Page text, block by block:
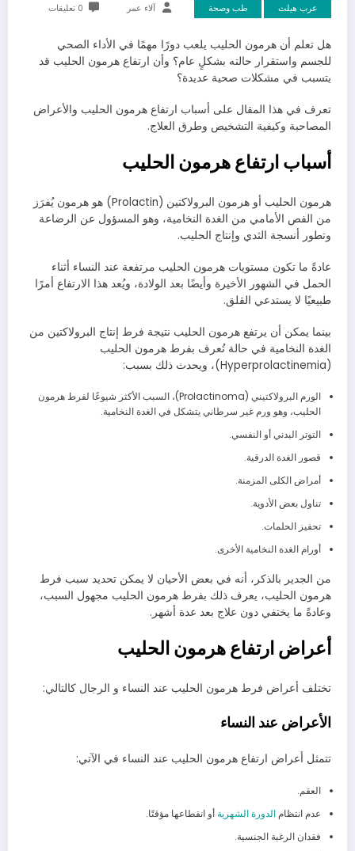
عرب هيلث طب وصحة آلاء عمر 0 تعليقات
هل تعلم أن هرمون الحليب يلعب دورًا مهمًا في الأداء الصحي
للجسم واستقرار حالته بشكلٍ عام؟ وأن ارتفاع هرمون الحليب قد
يتسبب في مشكلات صحية عديدة؟
تعرف في هذا المقال على أسباب ارتفاع هرمون الحليب والأعراض
المصاحبة وكيفية التشخيص وطرق العلاج.
أسباب ارتفاع هرمون الحليب
هرمون الحليب أو هرمون البرولاكتين (Prolactin) هو هرمون يُفرَز
من الفص الأمامي من الغدة النخامية، وهو المسؤول عن الرضاعة
وتطور أنسجة الثدي وإنتاج الحليب.
عادةً ما تكون مستويات هرمون الحليب مرتفعة عند النساء أثناء
الحمل في الشهور الأخيرة وأيضًا بعد الولادة، ويُعد هذا الارتفاع أمرًا
طبيعيًا لا يستدعي القلق.
بينما يمكن أن يرتفع هرمون الحليب نتيجة فرط إنتاج البرولاكتين من
الغدة النخامية في حالة تُعرف بفرط هرمون الحليب
(Hyperprolactinemia)، ويحدث ذلك بسبب:
الورم البرولاكتيني (Prolactinoma)، السبب الأكثر شيوعًا لفرط هرمون
الحليب، وهو ورم غير سرطاني يتشكل في الغدة النخامية.
التوتر البدني أو النفسي.
قصور الغدة الدرقية.
أمراض الكلى المزمنة.
تناول بعض الأدوية.
تحفيز الحلمات.
أورام الغدة النخامية الأخرى.
من الجدير بالذكر، أنه في بعض الأحيان لا يمكن تحديد سبب فرط
هرمون الحليب، يعرف ذلك بفرط هرمون الحليب مجهول السبب،
وعادةً ما يختفي دون علاج بعد عدة أشهر.
أعراض ارتفاع هرمون الحليب
تختلف أعراض فرط هرمون الحليب عند النساء و الرجال كالتالي:
الأعراض عند النساء
تتمثل أعراض ارتفاع هرمون الحليب عند النساء في الآتي:
العقم.
عدم انتظامالدورة الشهريةأو انقطاعها مؤقتًا.
فقدان الرغبة الجنسية.